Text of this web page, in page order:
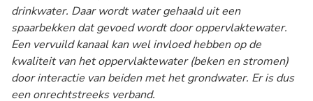
drinkwater. Daar wordt water gehaald uit een
spaarbekken dat gevoed wordt door oppervlaktewater.
Een vervuild kanaal kan wel invloed hebben op de
kwaliteit van het oppervlaktewater (beken en stromen)
door interactie van beiden met het grondwater. Er is dus
een onrechtstreeks verband.